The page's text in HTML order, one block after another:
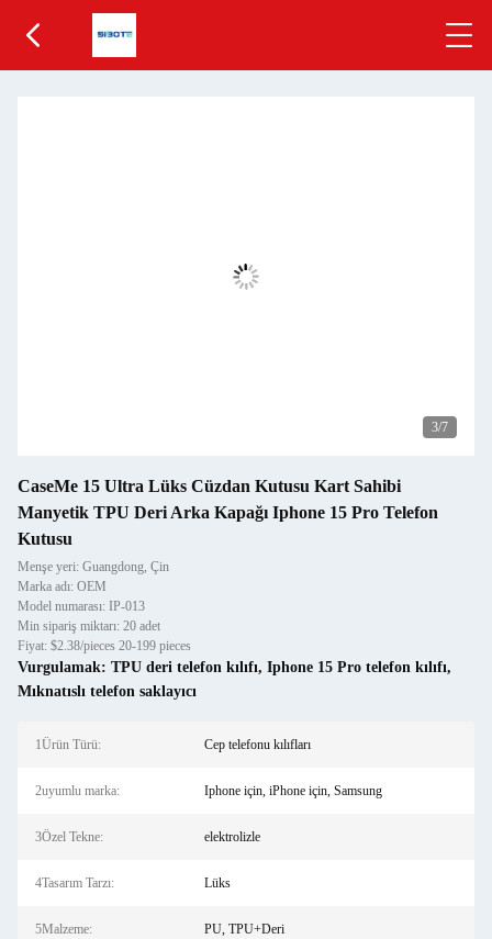
3/7
CaseMe 15 Ultra Lüks Cüzdan Kutusu Kart Sahibi
Manyetik TPU Deri Arka Kapağı Iphone 15 Pro Telefon
Kutusu
Menşe yeri: Guangdong, Çin
Marka adı: OEM
Model numarası: IP-013
Min sipariş miktarı: 20 adet
Fiyat: $2.38/pieces 20-199 pieces
Vurgulamak: TPU deri telefon kılıfı, Iphone 15 Pro telefon kılıfı,
Mıknatıslı telefon saklayıcı
1Ürün Türü: Cep telefonu kılıfları
2uyumlu marka: Iphone için, iPhone için, Samsung
3Özel Tekne: elektrolizle
4Tasarım Tarzı: Lüks
5Malzeme: PU, TPU+Deri